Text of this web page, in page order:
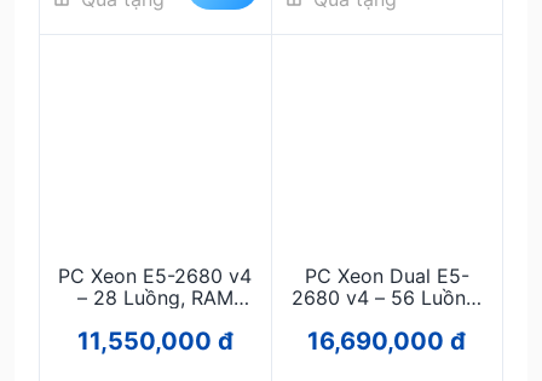
PC Xeon E5-2680 v4
– 28 Luồng, RAM
4GB | Chạy 10–20 Acc
11,550,000 đ
PC Xeon Dual E5-
2680 v4 – 56 Luồng,
Super | Chạy 40–60
16,690,000 đ